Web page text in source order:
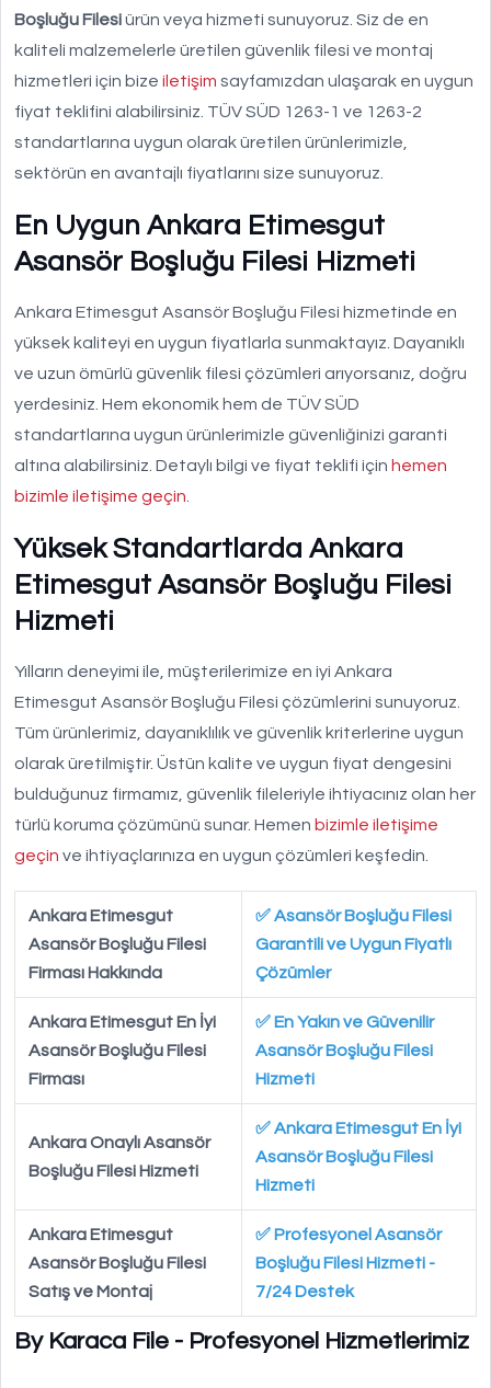
Boşluğu Filesiürün veya hizmeti sunuyoruz. Siz de en
kaliteli malzemelerle üretilen güvenlik filesi ve montaj
hizmetleri için bize iletişim sayfamızdan ulaşarak en uygun
fiyat teklifini alabilirsiniz. TÜV SÜD 1263-1 ve 1263-2
standartlarına uygun olarak üretilen ürünlerimizle,
sektörün en avantajlı fiyatlarını size sunuyoruz.
En Uygun Ankara Etimesgut
Asansör Boşluğu Filesi Hizmeti
Ankara Etimesgut Asansör Boşluğu Filesi hizmetinde en
yüksek kaliteyi en uygun fiyatlarla sunmaktayız. Dayanıklı
ve uzun ömürlü güvenlik filesi çözümleri arıyorsanız, doğru
yerdesiniz. Hem ekonomik hem de TÜV SÜD
standartlarına uygun ürünlerimizle güvenliğinizi garanti
altına alabilirsiniz. Detaylı bilgi ve fiyat teklifi için hemen
bizimle iletişime geçin
Yüksek Standartlarda Ankara
Etimesgut Asansör Boşluğu Filesi
Hizmeti
Yılların deneyimi ile, müşterilerimize en iyi Ankara
Etimesgut Asansör Boşluğu Filesi çözümlerini sunuyoruz.
Tüm ürünlerimiz, dayanıklılık ve güvenlik kriterlerine uygun
olarak üretilmiştir. Üstün kalite ve uygun fiyat dengesini
bulduğunuz firmamız, güvenlik fileleriyle ihtiyacınız olan her
türlü koruma çözümünü sunar. Hemen bizimle iletişime
geçin ve ihtiyaçlarınıza en uygun çözümleri keşfedin.
By Karaca File - Profesyonel Hizmetlerimiz
Ankara Etimesgut
Asansör Boşluğu Filesi
Firması Hakkında
✅ Asansör Boşluğu Filesi
Garantili ve Uygun Fiyatlı
Çözümler
Ankara Etimesgut En İyi
Asansör Boşluğu Filesi
Firması
✅ En Yakın ve Güvenilir
Asansör Boşluğu Filesi
Hizmeti
Ankara Onaylı Asansör
Boşluğu Filesi Hizmeti
✅ Ankara Etimesgut En İyi
Asansör Boşluğu Filesi
Hizmeti
Ankara Etimesgut
Asansör Boşluğu Filesi
Satış ve Montaj
✅ Profesyonel Asansör
Boşluğu Filesi Hizmeti -
7/24 Destek